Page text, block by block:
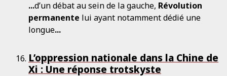
...d’un débat au sein de la gauche, Révolution
permanente lui ayant notamment dédié une
longue...
L’oppression nationale dans la Chine de
Xi : Une réponse trotskyste